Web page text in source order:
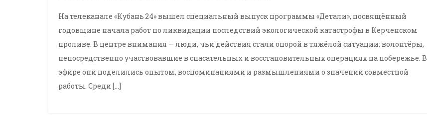
На телеканале «Кубань 24» вышел специальный выпуск программы «Детали», посвящённый
годовщине начала работ по ликвидации последствий экологической катастрофы в Керченском
проливе. В центре внимания — люди, чьи действия стали опорой в тяжёлой ситуации: волонтёры,
непосредственно участвовавшие в спасательных и восстановительных операциях на побережье. В
эфире они поделились опытом, воспоминаниями и размышлениями о значении совместной
работы. Среди […]